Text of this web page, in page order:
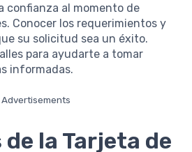
confianza al momento de
Conocer los requerimientos y
su solicitud sea un éxito.
para ayudarte a tomar
informadas.
Advertisements
la Tarjeta de